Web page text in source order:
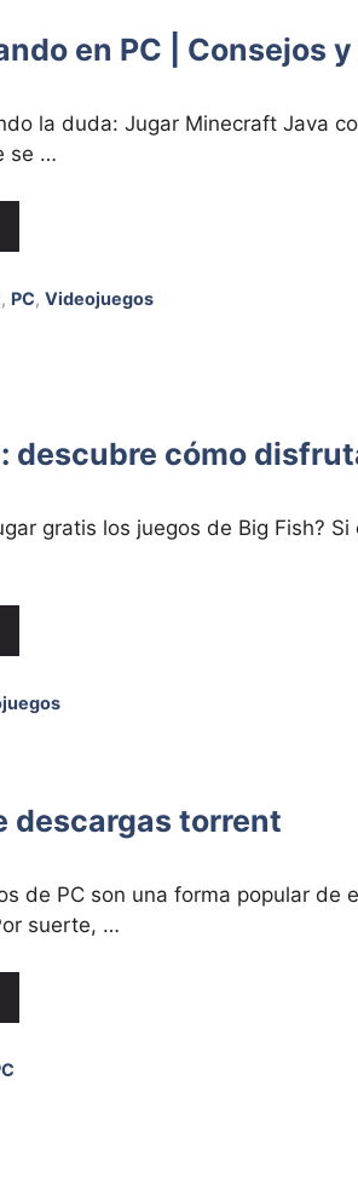
en PC | Consejos
la duda: Jugar Minecraft Java
se …
, PC,Videojuegos
descubre cómo
gratis los juegos de Big Fish?
descargas torrent
de PC son una forma popular de
suerte, …